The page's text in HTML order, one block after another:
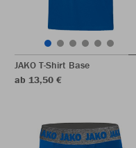
JAKO T-Shirt Base
ab 13,50 €